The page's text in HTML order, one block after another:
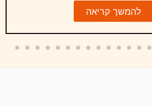
להמשך קריאה